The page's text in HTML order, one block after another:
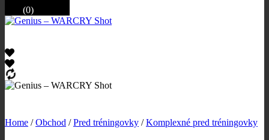
(0)
Home / Obchod / Pred tréningovky / Komplexné pred tréningovky